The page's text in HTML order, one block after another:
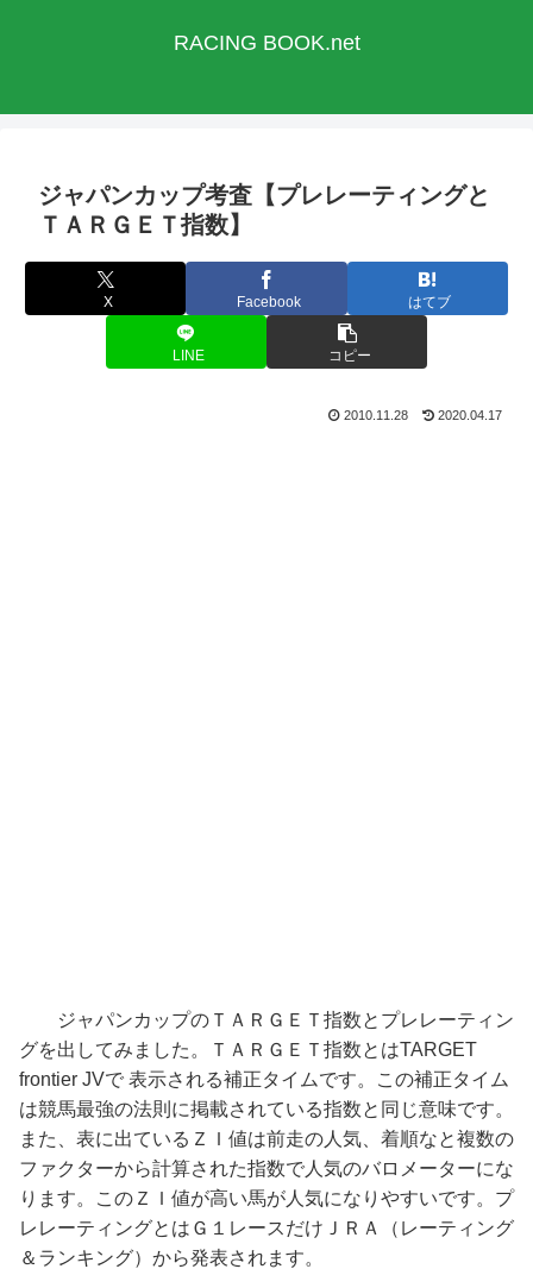
RACING BOOK.net
ジャパンカップ考査【プレレーティングと
ＴＡＲＧＥＴ指数】
X Facebook はてブ
LINE コピー
2010.11.28 2020.04.17
ジャパンカップのＴＡＲＧＥＴ指数とプレレーティン
グを出してみました。ＴＡＲＧＥＴ指数とはTARGET
frontier JVで 表示される補正タイムです。この補正タイム
は競馬最強の法則に掲載されている指数と同じ意味です。
また、表に出ているＺＩ値は前走の人気、着順なと複数の
ファクターから計算された指数で人気のバロメーターにな
ります。このＺＩ値が高い馬が人気になりやすいです。プ
レレーティングとはＧ１レースだけＪＲＡ（レーティング
＆ランキング）から発表されます。